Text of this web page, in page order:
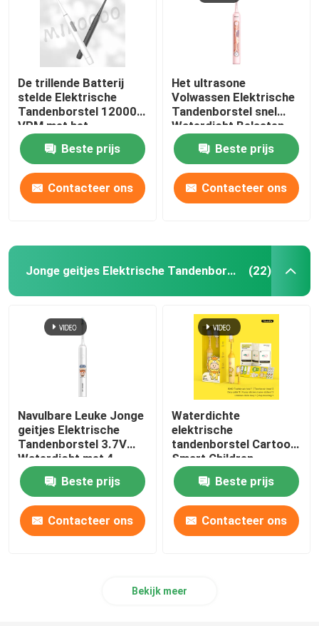
navulbare elektrische tandenborstel
Volwassen Elektrische Tandenborstel
Jonge geitjes Elektrische Tandenborstel
Sonic Electric Toothbrush
Slimme elektrische tandenborstel
De trillende Batterij
stelde Elektrische
Tandenborstel 12000
VPM met het
Varkenshaar van
Dupont in werking
Beste prijs
Contacteer ons
Het ultrasone
Volwassen Elektrische
Tandenborstel snel
Waterdicht Belasten
met 4 Wijzen
Beste prijs
Contacteer ons
Jonge geitjes Elektrische Tandenborstel (22)
Navulbare Leuke Jonge
geitjes Elektrische
Tandenborstel 3.7V
Waterdicht met 4
wijzen
Beste prijs
Contacteer ons
Waterdichte
elektrische
tandenborstel Cartoon
Smart Children
Tandenborstel
Automatische
tandenborstel
Beste prijs
Contacteer ons
Bekijk meer